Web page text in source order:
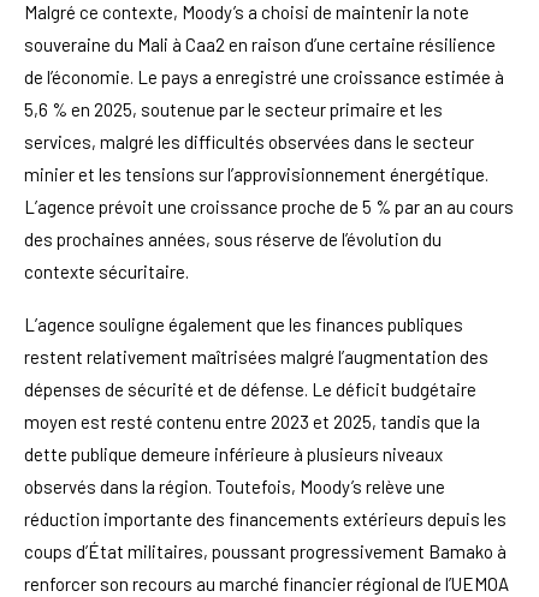
Malgré ce contexte, Moody’s a choisi de maintenir la note
souveraine du Mali à Caa2 en raison d’une certaine résilience
de l’économie. Le pays a enregistré une croissance estimée à
5,6 % en 2025, soutenue par le secteur primaire et les
services, malgré les difficultés observées dans le secteur
minier et les tensions sur l’approvisionnement énergétique.
L’agence prévoit une croissance proche de 5 % par an au cours
des prochaines années, sous réserve de l’évolution du
contexte sécuritaire.
L’agence souligne également que les finances publiques
restent relativement maîtrisées malgré l’augmentation des
dépenses de sécurité et de défense. Le déficit budgétaire
moyen est resté contenu entre 2023 et 2025, tandis que la
dette publique demeure inférieure à plusieurs niveaux
observés dans la région. Toutefois, Moody’s relève une
réduction importante des financements extérieurs depuis les
coups d’État militaires, poussant progressivement Bamako à
renforcer son recours au marché financier régional de l’UEMOA